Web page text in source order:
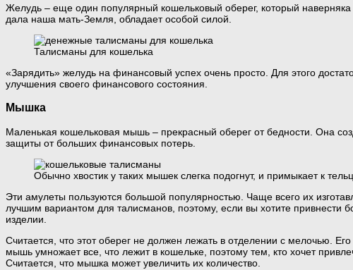
Желудь – еще один популярный кошельковый оберег, который
дала наша мать-Земля, обладает особой силой.
Талисманы для кошелька
«Зарядить» желудь на финансовый успех очень просто. Для этого
улучшения своего финансового состояния.
Мышка
Маленькая кошельковая мышь – прекрасный оберег от бедности. Она
защиты от больших финансовых потерь.
Обычно хвостик у таких мышек слегка подогнут, и примыкает к
Эти амулеты пользуются большой популярностью. Чаще всего их
лучшим вариантом для талисманов, поэтому, если вы хотите
изделии.
Считается, что этот оберег не должен лежать в отделении с мелочью.
мышь умножает все, что лежит в кошельке, поэтому тем, кто хочет
Считается, что мышка может увеличить их количество.